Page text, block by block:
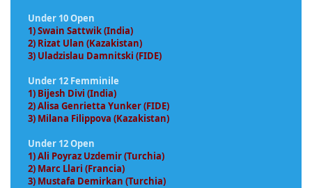
Under 10 Open
1) Swain Sattwik (India)
2) Rizat Ulan (Kazakistan)
3) Uladzislau Damnitski (FIDE)
Under 12 Femminile
1) Bijesh Divi (India)
2) Alisa Genrietta Yunker (FIDE)
3) Milana Filippova (Kazakistan)
Under 12 Open
1) Ali Poyraz Uzdemir (Turchia)
2) Marc Llari (Francia)
3) Mustafa Demirkan (Turchia)